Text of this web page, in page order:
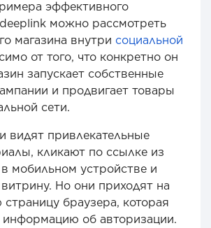
эффективного
можно рассмотреть
магазина внутри социальной
от того, что конкретно он
запускает собственные
и продвигает товары
сети.
видят привлекательные
кликают по ссылке из
мобильном устройстве и
Но они приходят на
браузера, которая
об авторизации.